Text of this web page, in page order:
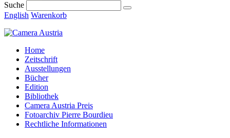
Suche
English Warenkorb
Home
Zeitschrift
Ausstellungen
Bücher
Edition
Bibliothek
Camera Austria Preis
Fotoarchiv Pierre Bourdieu
Rechtliche Informationen